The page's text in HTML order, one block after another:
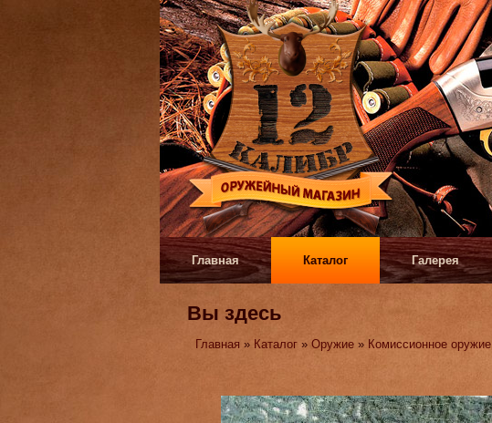
Главная Каталог Галерея
Вы здесь
Главная » Каталог »Оружие » Комиссионное оружие